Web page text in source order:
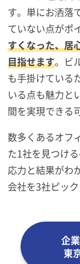
す。単にお洒落
ていない点がポ
すくなった、居
目指せます。ビ
も手掛けている
いる点も魅力と
間を実現できる
数多くあるオフ
た1社を見つけ
応力と結果がわ
会社を3社ピッ
企
東